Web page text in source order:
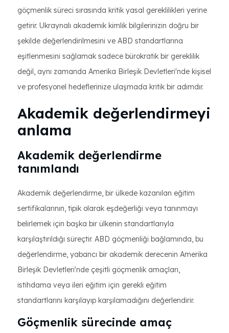
göçmenlik süreci sırasında kritik yasal gereklilikleri yerine
getirir. Ukraynalı akademik kimlik bilgilerinizin doğru bir
şekilde değerlendirilmesini ve ABD standartlarına
eşitlenmesini sağlamak sadece bürokratik bir gereklilik
değil, aynı zamanda Amerika Birleşik Devletleri'nde kişisel
ve profesyonel hedeflerinize ulaşmada kritik bir adımdır.
Akademik değerlendirmeyi
anlama
Akademik değerlendirme
tanımlandı
Akademik değerlendirme, bir ülkede kazanılan eğitim
sertifikalarının, tipik olarak eşdeğerliği veya tanınmayı
belirlemek için başka bir ülkenin standartlarıyla
karşılaştırıldığı süreçtir. ABD göçmenliği bağlamında, bu
değerlendirme, yabancı bir akademik derecenin Amerika
Birleşik Devletleri'nde çeşitli göçmenlik amaçları,
istihdama veya ileri eğitim için gerekli eğitim
standartlarını karşılayıp karşılamadığını değerlendirir.
Göçmenlik sürecinde amaç